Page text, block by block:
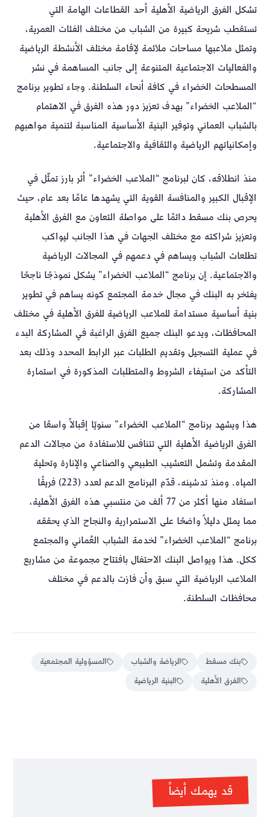
تشكل الفرق الرياضية الأهلية أحد القطاعات الهامة التي
تستقطب شريحة كبيرة من الشباب من مختلف الفئات العمرية،
وتمثل ملاعبها مساحات ملائمة لإقامة مختلف الأنشطة الرياضية
والفعاليات الاجتماعية المتنوعة إلى جانب المساهمة في نشر
المسطحات الخضراء في كافة أنحاء السلطنة. وجاء تطوير برنامج
“الملاعب الخضراء” بهدف تعزيز دور هذه الفرق في الاهتمام
بالشباب العماني وتوفير البنية الأساسية المناسبة لتنمية مواهبهم
وإمكانياتهم الرياضية والثقافية والاجتماعية.
منذ انطلاقه، كان لبرنامج “الملاعب الخضراء” أثر بارز تمثّل في
الإقبال الكبير والمنافسة القوية التي يشهدها عامًا بعد عام، حيث
يحرص بنك مسقط دائمًا على مواصلة التعاون مع الفرق الأهلية
وتعزيز شراكته مع مختلف الجهات في هذا الجانب ليواكب
تطلعات الشباب ويساهم في دعمهم في المجالات الرياضية
والاجتماعية. إن برنامج “الملاعب الخضراء” يشكل نموذجًا ناجحًا
يفتخر به البنك في مجال خدمة المجتمع كونه يساهم في تطوير
بنية أساسية مستدامة للملاعب الرياضية للفرق الأهلية في مختلف
المحافظات، ويدعو البنك جميع الفرق الراغبة في المشاركة البدء
في عملية التسجيل وتقديم الطلبات عبر الرابط المحدد وذلك بعد
التأكد من استيفاء الشروط والمتطلبات المذكورة في استمارة
المشاركة.
هذا ويشهد برنامج “الملاعب الخضراء” سنويًا إقبالاً واسعًا من
الفرق الرياضية الأهلية التي تتنافس للاستفادة من مجالات الدعم
المقدمة وتشمل التعشيب الطبيعي والصناعي والإنارة وتحلية
المياه. ومنذ تدشينه، قدّم البرنامج الدعم لعدد (223) فريقًا
استفاد منها أكثر من 77 ألف من منتسبي هذه الفرق الأهلية،
مما يمثل دليلاً واضحًا على الاستمرارية والنجاح الذي يحققه
برنامج “الملاعب الخضراء” لخدمة الشباب العُماني والمجتمع
ككل. هذا ويواصل البنك الاحتفال بافتتاح مجموعة من مشاريع
الملاعب الرياضية التي سبق وأن فازت بالدعم في مختلف
محافظات السلطنة.
بنك مسقط الرياضة والشباب
المسؤولية المجتمعية
الفرق الأهلية
البنية الرياضية
قد يهمك أيضاً